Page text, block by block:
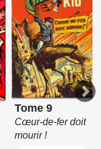
Tome 9
Cœur-de-fer doit
mourir !